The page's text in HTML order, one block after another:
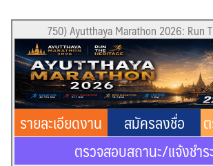
750) Ayutthaya Marathon 2026: Run
รายละเอียดงาน สมัครลงชื่อ
ตรวจสอบสถานะ/แจ้งชำร